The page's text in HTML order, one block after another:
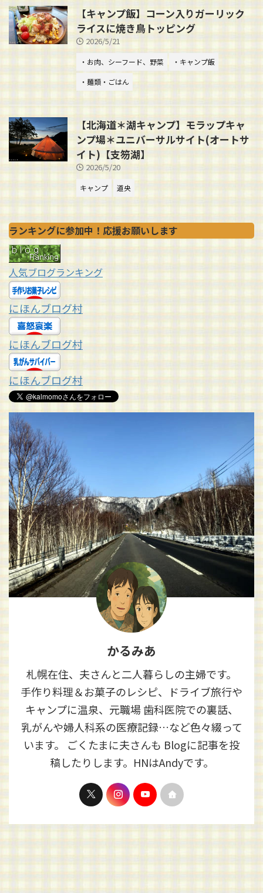
【キャンプ飯】コーン入りガーリック
ライスに焼き鳥トッピング
2026/5/21
・お肉、シーフード、野菜
・キャンプ飯
・麺類・ごはん
【北海道＊湖キャンプ】モラップキャ
ンプ場＊ユニバーサルサイト(オートサ
イト)【支笏湖】
2026/5/20
キャンプ 道央
ランキングに参加中！応援お願いします
人気ブログランキング
にほんブログ村
にほんブログ村
にほんブログ村
かるみあ
札幌在住、夫さんと二人暮らしの主婦です。
手作り料理＆お菓子のレシピ、ドライブ旅行や
キャンプに温泉、元職場 歯科医院での裏話、
乳がんや婦人科系の医療記録…など色々綴って
います。 ごくたまに夫さんも Blogに記事を投
稿したりします。HNはAndyです。